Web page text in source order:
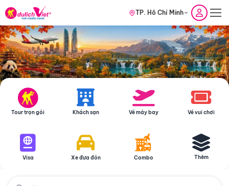
TP. Hồ Chí Minh
Tour trọn gói Khách sạn Vé máy bay Vé vui chơi
Visa Xe đưa đón Combo Thêm